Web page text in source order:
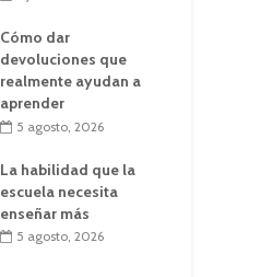
Cómo dar
devoluciones que
realmente ayudan a
aprender
5 agosto, 2026
La habilidad que la
escuela necesita
enseñar más
5 agosto, 2026